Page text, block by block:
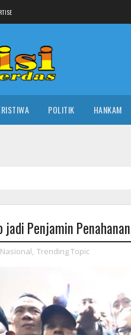
POLITIK HANKAM
Penjamin
Nasional, Trending Topic